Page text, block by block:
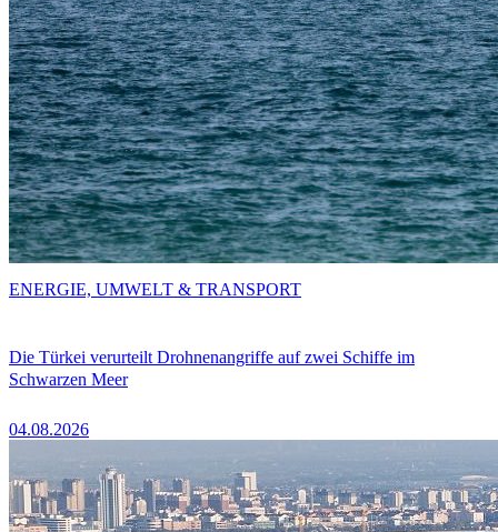
Die Türkei verurteilt Drohnenangriffe auf zwei Schiffe im
Schwarzen Meer
04.08.2026
ENERGIE, UMWELT & TRANSPORT